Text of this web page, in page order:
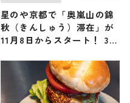
星のや京都で「奥嵐山の錦
秋（きんしゅう）滞在」が
11月8日からスタート！ 3つ
都を堪能する贅沢な旅